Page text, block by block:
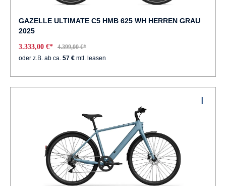
GAZELLE ULTIMATE C5 HMB 625 WH HERREN GRAU
2025
3.333,00 €*
4.399,00 €*
oder z.B. ab ca. 57 € mtl. leasen